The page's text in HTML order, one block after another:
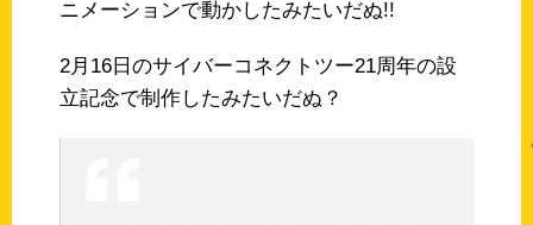
ニメーションで動かしたみたいだぬ!!
2月16日のサイバーコネクトツー21周年の設
立記念で制作したみたいだぬ？